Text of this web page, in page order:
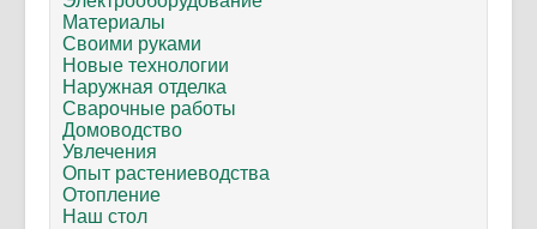
Материалы
Своими руками
Новые технологии
Наружная отделка
Сварочные работы
Домоводство
Увлечения
Опыт растениеводства
Отопление
Наш стол